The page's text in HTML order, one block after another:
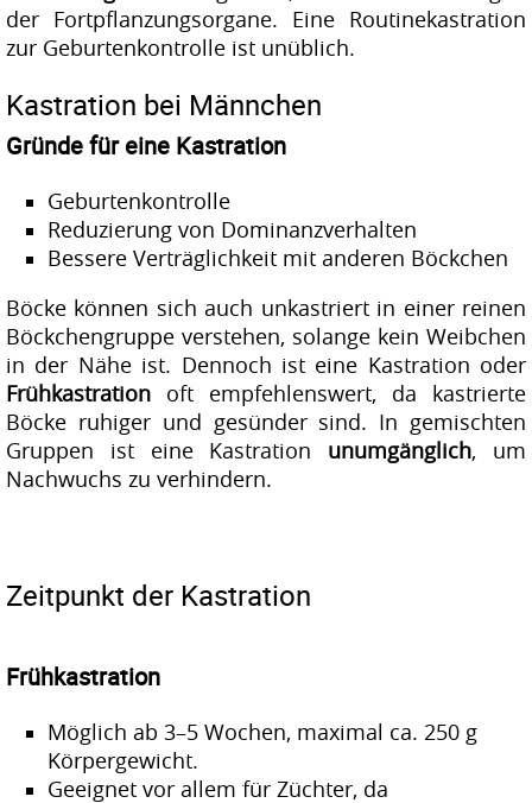
der Fortpflanzungsorgane. Eine Routinekastration
zur Geburtenkontrolle ist unüblich.
Kastration bei Männchen
Gründe für eine Kastration
Geburtenkontrolle
Reduzierung von Dominanzverhalten
Bessere Verträglichkeit mit anderen Böckchen
Böcke können sich auch unkastriert in einer reinen
Böckchengruppe verstehen, solange kein Weibchen
in der Nähe ist. Dennoch ist eine Kastration oder
Frühkastration oft empfehlenswert, da kastrierte
Böcke ruhiger und gesünder sind. In gemischten
Gruppen ist eine Kastration unumgänglich, um
Nachwuchs zu verhindern.
Zeitpunkt der Kastration
Frühkastration
Möglich ab 3–5 Wochen, maximal ca. 250 g
Körpergewicht.
Geeignet vor allem für Züchter, da